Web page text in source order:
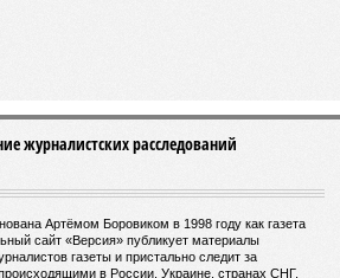
журналистских расследований
Артёмом Боровиком в 1998 году как газета
сайт «Версия» публикует материалы
газеты и пристально следит за
в России, Украине, странах СНГ,